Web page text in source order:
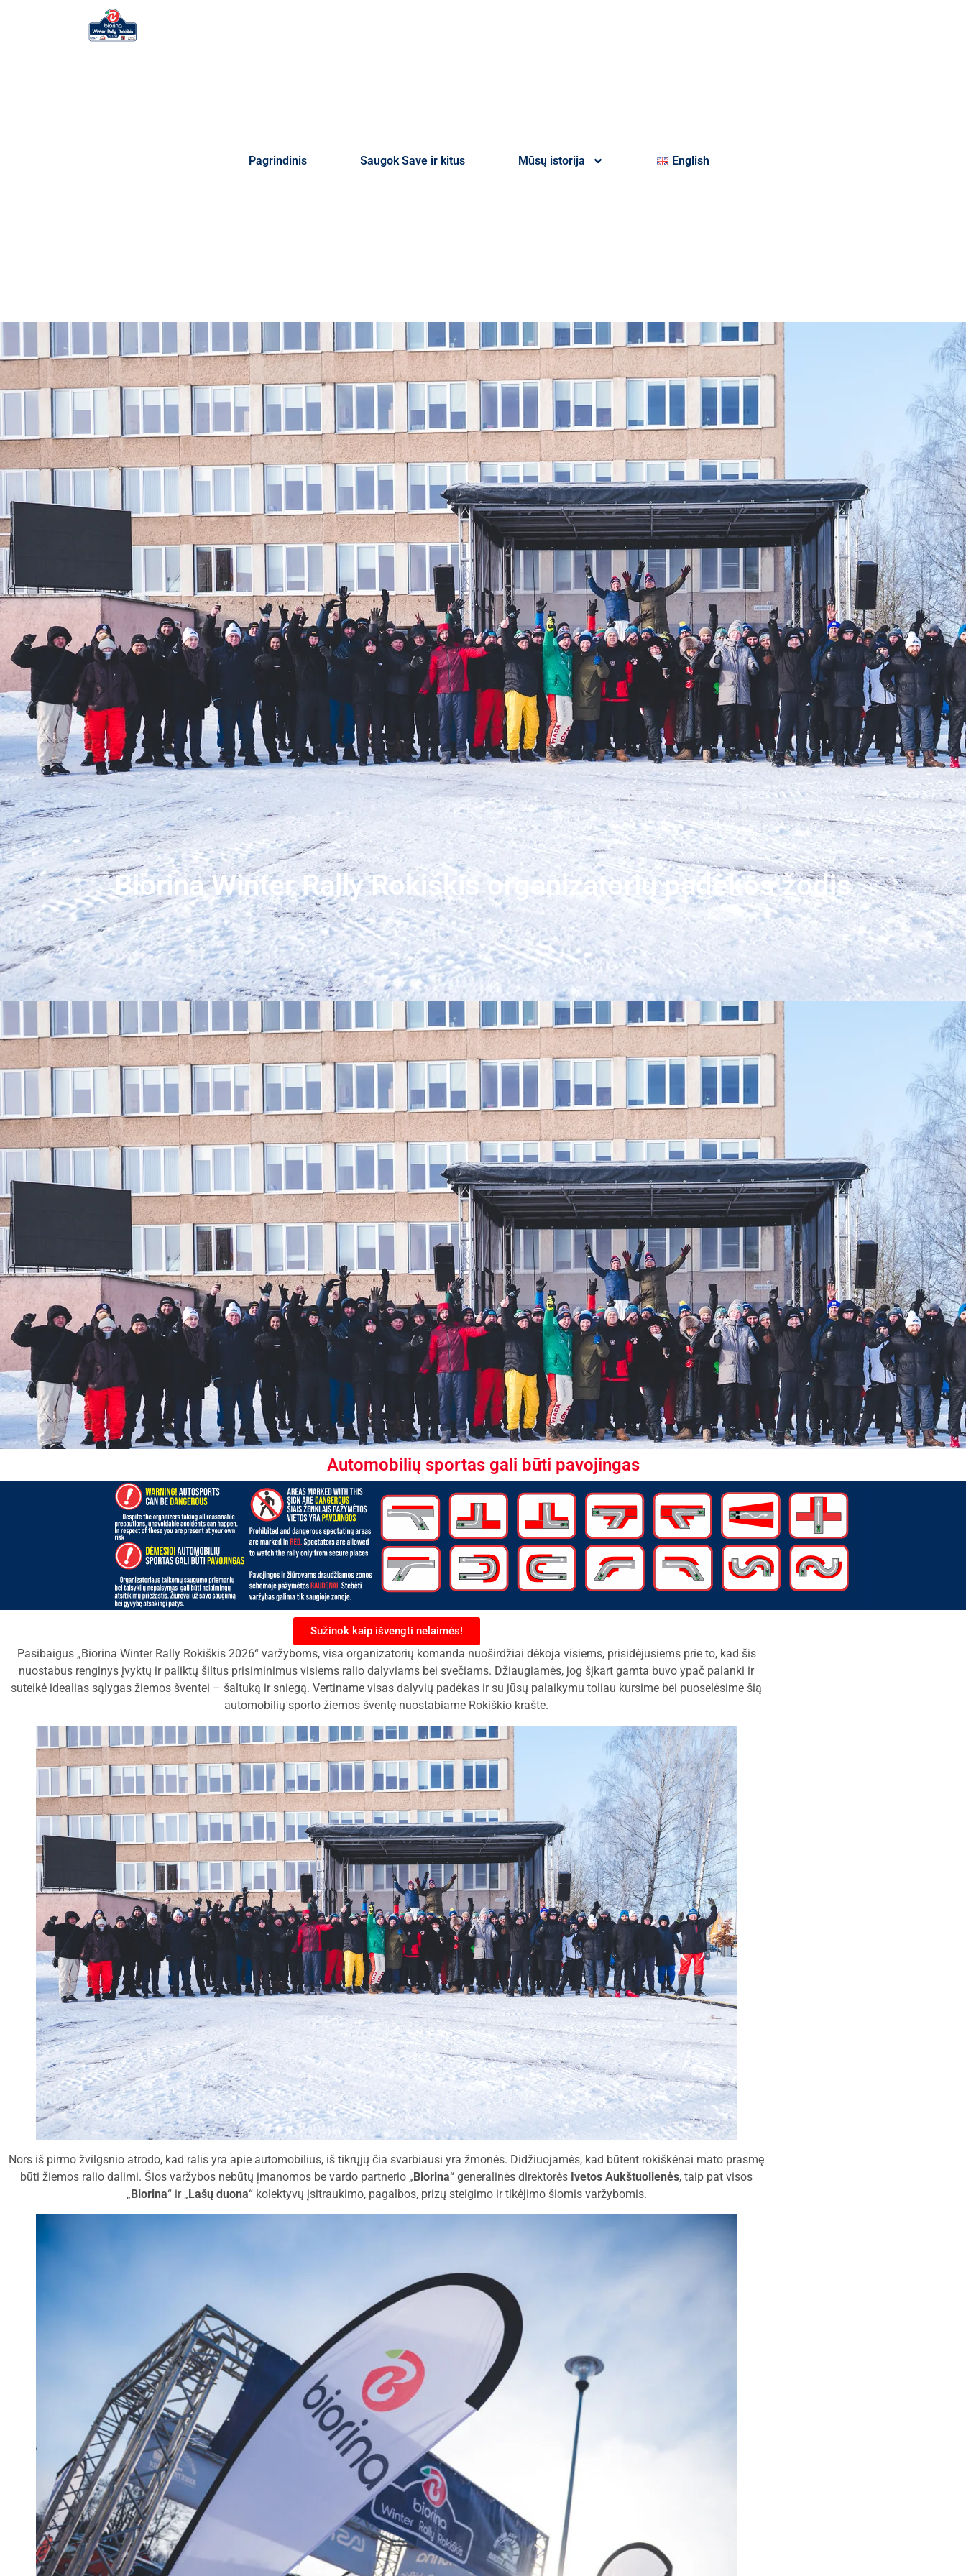
Pagrindinis Saugok Save ir kitus Mūsų istorija English
Biorina Winter Rally Rokiškis organizatorių padėkos žodis
Automobilių sportas gali būti pavojingas
Sužinok kaip išvengti nelaimės!
Pasibaigus „Biorina Winter Rally Rokiškis 2026“ varžyboms, visa organizatorių komanda nuoširdžiai dėkoja visiems, prisidėjusiems prie to, kad šis
nuostabus renginys įvyktų ir paliktų šiltus prisiminimus visiems ralio dalyviams bei svečiams. Džiaugiamės, jog šįkart gamta buvo ypač palanki ir
suteikė idealias sąlygas žiemos šventei – šaltuką ir sniegą. Vertiname visas dalyvių padėkas ir su jūsų palaikymu toliau kursime bei puoselėsime šią
automobilių sporto žiemos šventę nuostabiame Rokiškio krašte.
Nors iš pirmo žvilgsnio atrodo, kad ralis yra apie automobilius, iš tikrųjų čia svarbiausi yra žmonės. Didžiuojamės, kad būtent rokiškėnai mato prasmę
būti žiemos ralio dalimi. Šios varžybos nebūtų įmanomos be vardo partnerio „Biorina“ generalinės direktorės Ivetos Aukštuolienės, taip pat visos
„Biorina“ ir „Lašų duona“ kolektyvų įsitraukimo, pagalbos, prizų steigimo ir tikėjimo šiomis varžybomis.